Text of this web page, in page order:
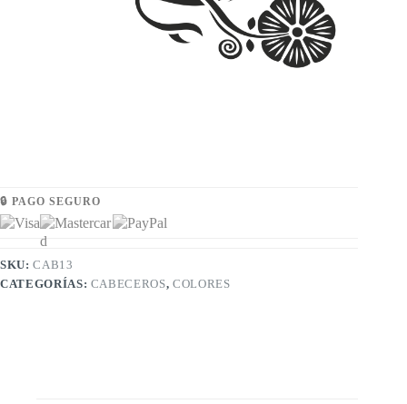
🔒 PAGO SEGURO
SKU:CAB13
CATEGORÍAS: CABECEROS, COLORES